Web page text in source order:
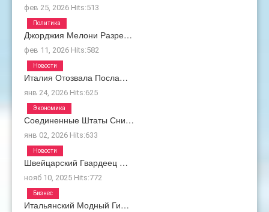
фев 25, 2026 Hits:513
Джорджия Мелони Разре…
фев 11, 2026 Hits:582
Политика
Италия Отозвала Посла…
янв 24, 2026 Hits:625
Новости
Соединенные Штаты Сни…
янв 02, 2026 Hits:633
Экономика
Швейцарский Гвардеец …
нояб 10, 2025 Hits:772
Новости
Итальянский Модный Ги…
Бизнес